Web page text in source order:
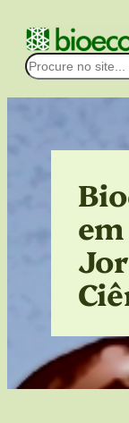
para
Pesquisar